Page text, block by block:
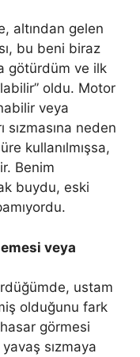
altından gelen
bu beni biraz
götürdüm ve ilk
oldu. Motor
veya
sızmasına neden
kullanılmışsa,
Benim
buydu, eski
veya
ustam
olduğunu fark
görmesi
sızmaya